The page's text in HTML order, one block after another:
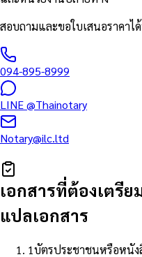
สอบถามและขอใบเสนอราคาไ
094-895-8999
LINE@Thainotary
Notary@ilc.ltd
เอกสารที่ต้องเตรีย
แปลเอกสาร
1บัตรประชาชนหรือหนัง